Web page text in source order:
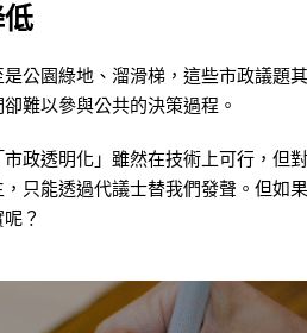
公園綠地、溜滑梯，這些市政議題
難以參與公共的決策過程。
政透明化」雖然在技術上可行，但對
只能透過代議士替我們發聲。但如
？